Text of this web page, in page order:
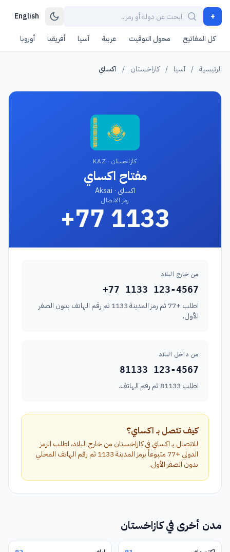
+
English
كل المفاتيح محول التوقيت عربية آسيا أفريقيا أوروبا
الرئيسية / آسيا / كازاخستان / اكساي
كازاخستان · KAZ
مفتاح اكساي
اكساي · Aksai
رمز الاتصال
+77 1133
من خارج البلاد
+77 1133 123-4567
اطلب +77 ثم رمز المدينة 1133 ثم رقم الهاتف بدون الصفر
الأول.
من داخل البلاد
81133 123-4567
اطلب 81133 ثم رقم الهاتف.
كيف تتصل بـ اكساي؟
للاتصال بـ اكساي في كازاخستان من خارج البلاد، اطلب الرمز
الدولي +77 متبوعاً برمز المدينة 1133 ثم رقم الهاتف المحلي
بدون الصفر الأول.
مدن أخرى في كازاخستان